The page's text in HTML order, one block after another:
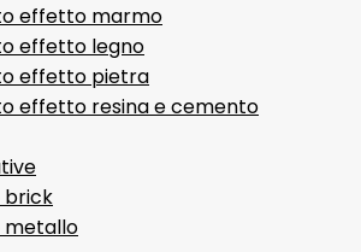
effetto marmo
effetto legno
effetto pietra
effetto resina e cemento
brick
metallo